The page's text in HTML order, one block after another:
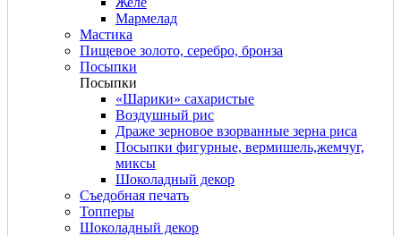
Мармелад
Мастика
Пищевое золото, серебро, бронза
Посыпки
Посыпки
«Шарики» сахаристые
Воздушный рис
Драже зерновое взорванные зерна риса
Посыпки фигурные, вермишель,жемчуг,
миксы
Шоколадный декор
Съедобная печать
Топперы
Шоколадный декор